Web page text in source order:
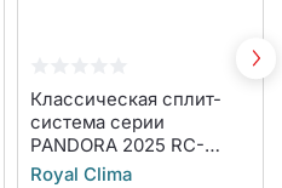
Классическая сплит-
система серии
PANDORA 2025 RC-
PDC22HN (комплект)
Royal Clima